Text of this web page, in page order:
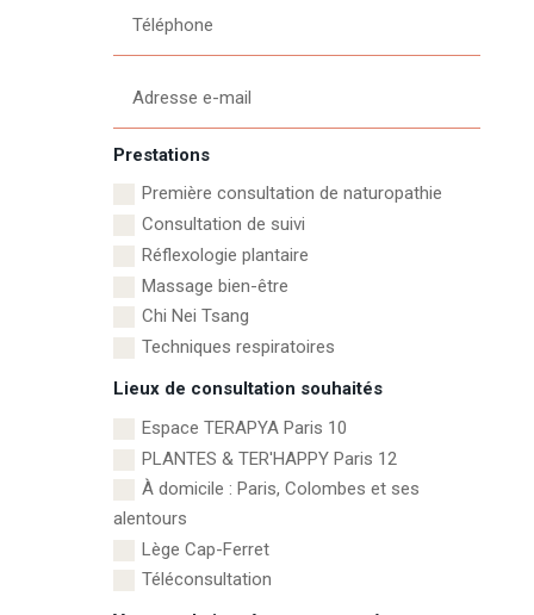
Prestations
Première consultation de naturopathie
Consultation de suivi
Réflexologie plantaire
Massage bien-être
Chi Nei Tsang
Techniques respiratoires
Lieux de consultation souhaités
Espace TERAPYA Paris 10
PLANTES & TER'HAPPY Paris 12
À domicile : Paris, Colombes et ses
alentours
Lège Cap-Ferret
Téléconsultation